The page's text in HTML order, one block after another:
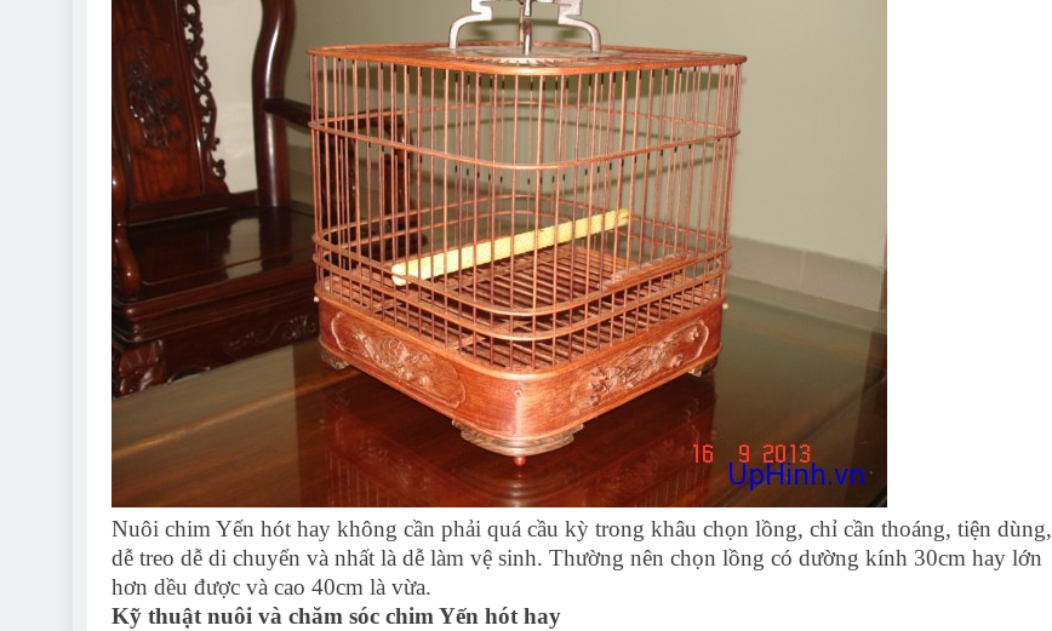
Nuôi chim Yến hót hay không cần phải quá cầu kỳ trong khâu chọn lồng, chỉ cần thoáng, tiện dùng,
dễ treo dễ di chuyển và nhất là dễ làm vệ sinh. Thường nên chọn lồng có dường kính 30cm hay lớn
hơn dều được và cao 40cm là vừa.
Kỹ thuật nuôi và chăm sóc chim Yến hót hay